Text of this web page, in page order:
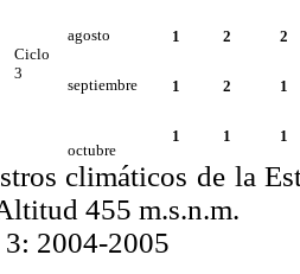
Ciclo
3
agosto 1 2 2
septiembre 1 2 1
octubre
1 1 1
climáticos de la
455 m.s.n.m.
2004-2005